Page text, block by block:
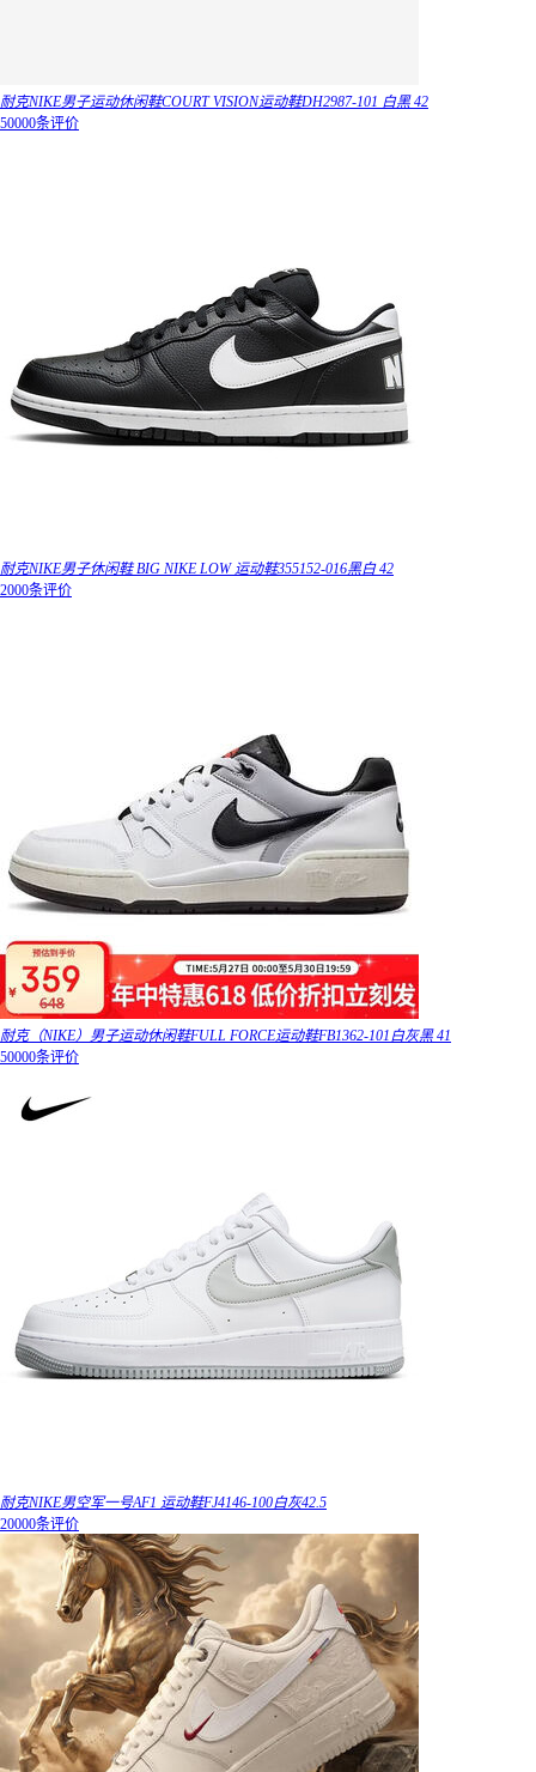
耐克NIKE男子运动休闲鞋COURT VISION运动鞋DH2987-101 白黑 42
50000条评价
耐克NIKE男子休闲鞋 BIG NIKE LOW 运动鞋355152-016黑白 42
2000条评价
耐克（NIKE）男子运动休闲鞋FULL FORCE运动鞋FB1362-101白灰黑 41
50000条评价
耐克NIKE男空军一号AF1 运动鞋FJ4146-100白灰42.5
20000条评价